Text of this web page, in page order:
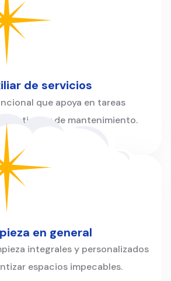
de servicios
que apoya en tareas
y de mantenimiento.
en general
integrales y personalizados
espacios impecables.